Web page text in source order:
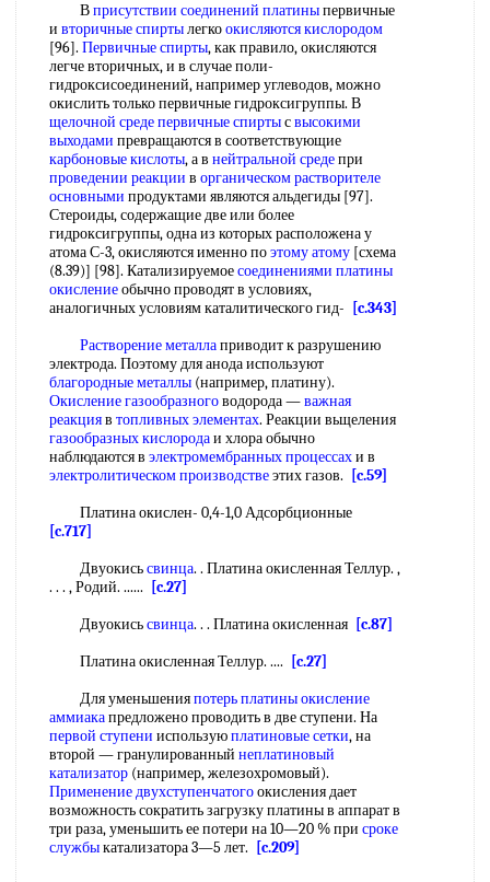
Вприсутствии соединений платиныпервичные
и вторичные спиртылегкоокисляются кислородом
[96]. Первичные спирты, как правило, окисляются
легче вторичных, и в случае поли-
гидроксисоединений, например углеводов, можно
окислить только первичные гидроксигруппы. В
щелочной средепервичные спиртысвысокими
выходами превращаются в соответствующие
карбоновые кислоты, а в нейтральной средепри
проведении реакции в органическом растворителе
основными продуктами являются альдегиды [97].
Стероиды, содержащие две или более
гидроксигруппы, одна из которых расположена у
атома С-3, окисляются именно поэтому атому [схема
(8.39)] [98]. Катализируемоесоединениями платины
окислениеобычно проводят в условиях,
аналогичных условиям каталитического гид-
[c.343]
Растворение металлаприводит к разрушению
электрода. Поэтому для анода используют
благородные металлы (например, платину).
Окисление газообразноговодорода —важная
реакцияв топливных элементах. Реакции вьщеления
газообразных кислородаи хлора обычно
наблюдаются в электромембранных процессахи в
электролитическом производствеэтих газов.
[c.59]
Платина окислен- 0,4-1,0 Адсорбционные
[c.717]
Двуокисьсвинца. . Платина окисленная Теллур. ,
. . . , Родий. ......
[c.27]
Двуокисьсвинца. . . Платина окисленная [c.87]
Платина окисленная Теллур. ....
[c.27]
Для уменьшенияпотерь платины окисление
аммиакапредложено проводить в две ступени. На
первой ступени используюплатиновые сетки, на
второй — гранулированный неплатиновый
катализатор (например, железохромовый).
Применение двухступенчатогоокисления дает
возможность сократить загрузку платины в аппарат в
три раза, уменьшить ее потери на 10—20 % при сроке
службыкатализатора 3—5 лет. [c.209]